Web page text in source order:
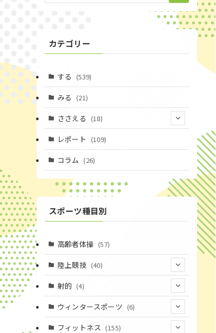
カテゴリー
する (539)
みる (21)
ささえる (18)
(4)
(1)
レポート (109)
コラム (26)
スポーツ種目別
高齢者体操 (57)
陸上競技 (40)
(2)
(1)
射的 (4)
(4)
ウィンタースポーツ (6)
(6)
フィットネス (155)